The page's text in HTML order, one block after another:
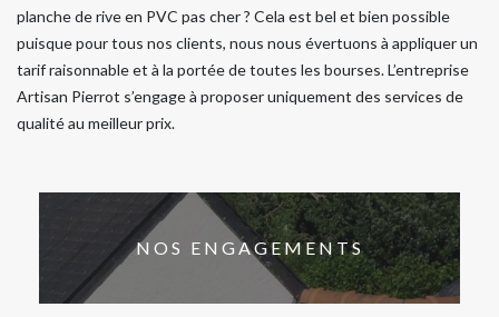
planche de rive en PVC pas cher ? Cela est bel et bien possible
puisque pour tous nos clients, nous nous évertuons à appliquer un
tarif raisonnable et à la portée de toutes les bourses. L’entreprise
Artisan Pierrot s’engage à proposer uniquement des services de
qualité au meilleur prix.
NOS ENGAGEMENTS